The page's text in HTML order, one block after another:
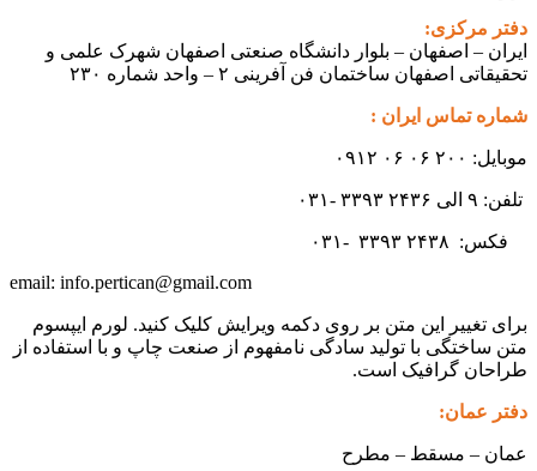
دفتر مرکزی:
ایران – اصفهان – بلوار دانشگاه صنعتی اصفهان شهرک علمی و
تحقیقاتی اصفهان ساختمان فن آفرینی ۲ – واحد شماره ۲۳۰
شماره تماس ایران :
موبایل: ۲۰۰ ۰۶ ۰۶ ۰۹۱۲
تلفن: ۹ الی ۲۴۳۶ ۳۳۹۳ -۰۳۱
فکس: ۳۳۹۳ ۲۴۳۸ -۰۳۱
info.pertican@gmail.com
برای تغییر این متن بر روی دکمه ویرایش کلیک کنید. لورم ایپسوم
متن ساختگی با تولید سادگی نامفهوم از صنعت چاپ و با استفاده از
طراحان گرافیک است.
دفتر عمان:
عمان – مسقط – مطرح